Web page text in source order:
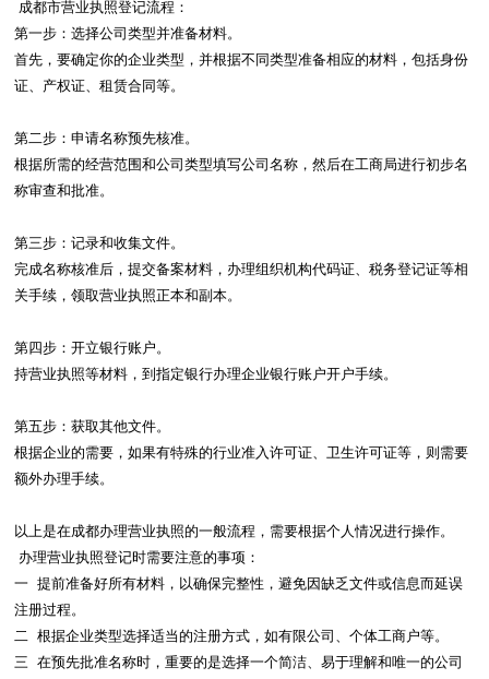
第一步：选择公司类型并准备材料。
首先，要确定你的企业类型，并根据不同类型准备相应的材料，包括身份
证、产权证、租赁合同等。
第二步：申请名称预先核准。
根据所需的经营范围和公司类型填写公司名称，然后在工商局进行初步名
称审查和批准。
第三步：记录和收集文件。
完成名称核准后，提交备案材料，办理组织机构代码证、税务登记证等相
关手续，领取营业执照正本和副本。
第四步：开立银行账户。
持营业执照等材料，到指定银行办理企业银行账户开户手续。
第五步：获取其他文件。
根据企业的需要，如果有特殊的行业准入许可证、卫生许可证等，则需要
额外办理手续。
以上是在成都办理营业执照的一般流程，需要根据个人情况进行操作。
一  提前准备好所有材料，以确保完整性，避免因缺乏文件或信息而延误
注册过程。
二  根据企业类型选择适当的注册方式，如有限公司、个体工商户等。
三  在预先批准名称时，重要的是选择一个简洁、易于理解和唯一的公司